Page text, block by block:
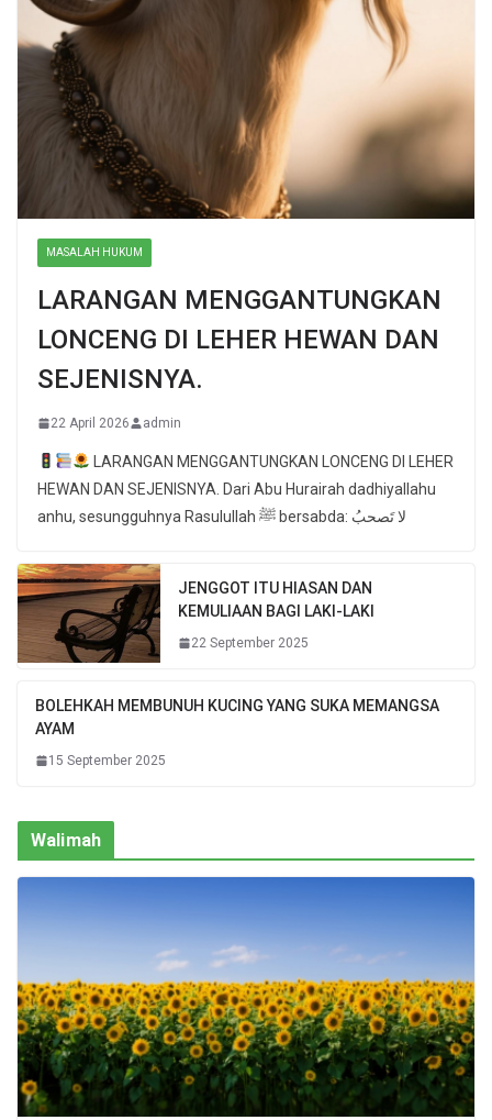
MASALAH HUKUM
LARANGAN MENGGANTUNGKAN
LONCENG DI LEHER HEWAN DAN
SEJENISNYA.
22 April 2026 admin
LARANGAN MENGGANTUNGKAN LONCENG DI LEHER
HEWAN DAN SEJENISNYA. Dari Abu Hurairah dadhiyallahu
anhu, sesungguhnya Rasulullah ﷺ bersabda: لا تَصحبُ
JENGGOT ITU HIASAN DAN
KEMULIAAN BAGI LAKI-LAKI
22 September 2025
BOLEHKAH MEMBUNUH KUCING YANG SUKA MEMANGSA
AYAM
15 September 2025
Walimah